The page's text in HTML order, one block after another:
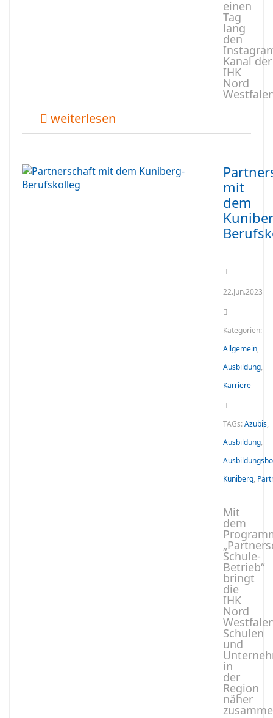
einen
Tag
lang
den
Kanal der
IHK
Nord
weiterlesen
mit
dem
22.Jun.2023
Kategorien:
Allgemein,
Ausbildung,
Karriere
TAGs:Azubis,
Ausbildung,
Kuniberg,
Mit
dem
Schule-
Betrieb“
bringt
die
IHK
Nord
Schulen
und
in
der
Region
näher